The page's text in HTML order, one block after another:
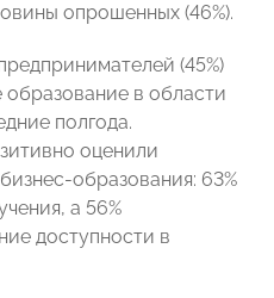
опрошенных (46%).
(45%)
в области
полгода.
оценили
образования: 63%
а 56%
доступности в